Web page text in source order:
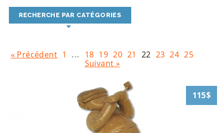
RECHERCHE PAR CATÉGORIES
« Précédent 1 ... 18 19 20 21 22 23 24 25
Suivant »
115$